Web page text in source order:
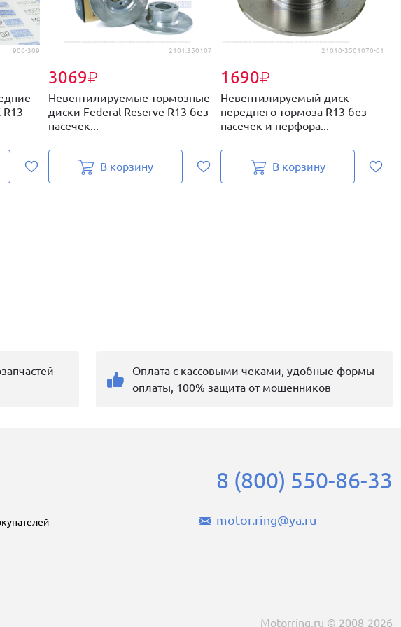
906-309 2101.350107
3069₽
Невентилируемые тормозные
диски Federal Reserve R13 без
насечек...
В корзину
21010-3501070-01
1690₽
Невентилируемый диск
переднего тормоза R13 без
насечек и перфора...
В корзину
Оплата с кассовыми чеками, удобные формы
оплаты, 100% защита от мошенников
8 (800) 550-86-33
motor.ring@ya.ru
Motorring.ru © 2008-2026